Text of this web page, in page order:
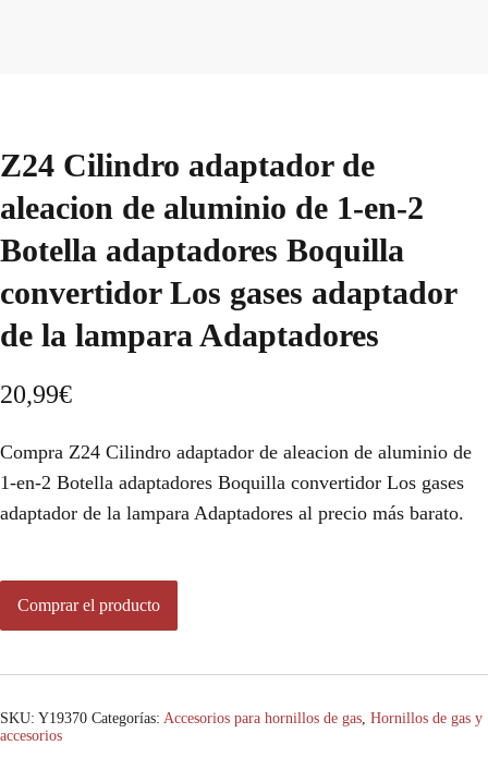
Z24 Cilindro adaptador de
aleacion de aluminio de 1-en-2
Botella adaptadores Boquilla
convertidor Los gases adaptador
de la lampara Adaptadores
20,99€
Compra Z24 Cilindro adaptador de aleacion de aluminio de
1-en-2 Botella adaptadores Boquilla convertidor Los gases
adaptador de la lampara Adaptadores al precio más barato.
Comprar el producto
SKU: Y19370 Categorías: Accesorios para hornillos de gas, Hornillos de gas y
accesorios